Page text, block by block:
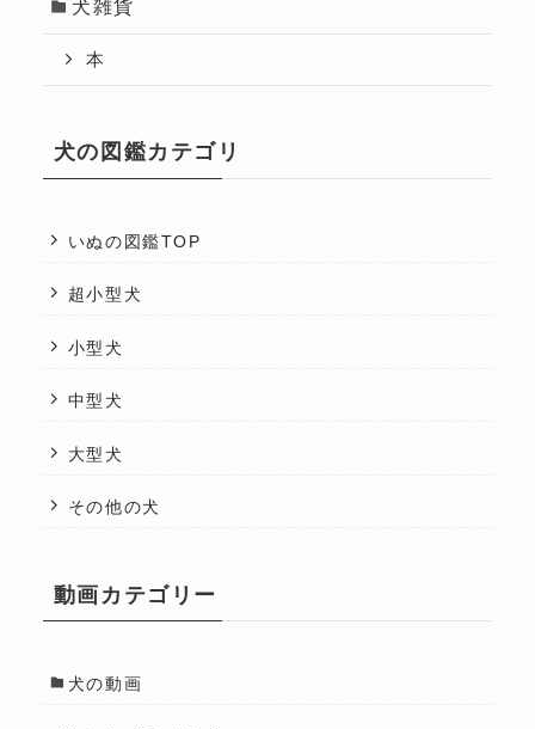
犬雑貨
本
犬の図鑑カテゴリ
いぬの図鑑TOP
超小型犬
小型犬
中型犬
大型犬
その他の犬
動画カテゴリー
犬の動画